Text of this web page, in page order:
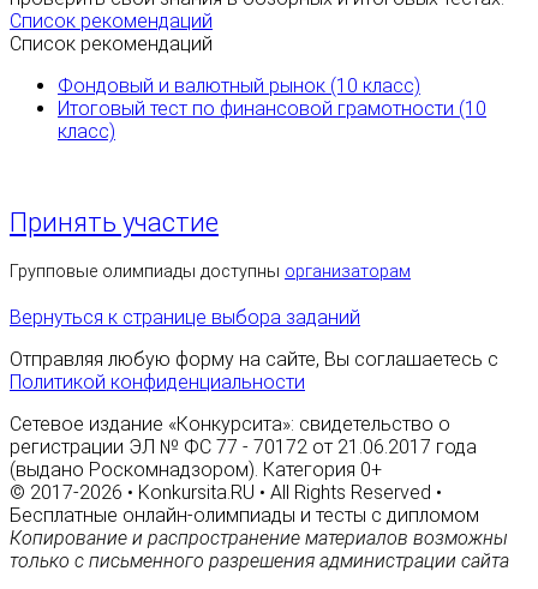
Список рекомендаций
Список рекомендаций
Фондовый и валютный рынок (10 класс)
Итоговый тест по финансовой грамотности (10
класс)
Принять участие
Групповые олимпиады доступны организаторам
Вернуться к странице выбора заданий
Отправляя любую форму на сайте, Вы соглашаетесь с
Политикой конфиденциальности
Сетевое издание «Конкурсита»: свидетельство о
регистрации ЭЛ № ФС 77 - 70172 от 21.06.2017 года
(выдано Роскомнадзором). Категория 0+
© 2017-2026 • Konkursita.RU • All Rights Reserved •
Бесплатные онлайн-олимпиады и тесты с дипломом
Копирование и распространение материалов возможны
только с письменного разрешения администрации сайта